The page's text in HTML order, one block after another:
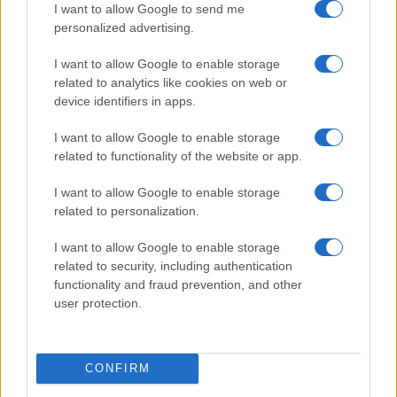
I want to allow Google to send me
personalized advertising.
I want to allow Google to enable storage
related to analytics like cookies on web or
device identifiers in apps.
I want to allow Google to enable storage
related to functionality of the website or app.
I want to allow Google to enable storage
related to personalization.
I want to allow Google to enable storage
related to security, including authentication
functionality and fraud prevention, and other
user protection.
CONFIRM
maggioranza anomale, tra chi viene da storie
salute pubblica, e si torna ad un semplice, ma non
per questo banale, governo politico che dovrà
Sembra un passaggio chiave per una democrazia
parlamentare, una classica routine politica tra
governo e opposizione, tra centrodestra e
centrosinistra, ma in Italiane avevamo perso
l’abitudine.
Le insidie della transizione
Giorgia Melonidiventerà presidente del